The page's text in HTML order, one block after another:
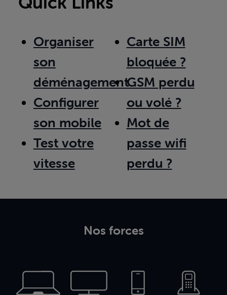
Organiser
son
déménagement
Configurer
son mobile
Test votre
vitesse
Carte SIM
bloquée ?
GSM perdu
ou volé ?
Mot de
passe wifi
perdu ?
Nos forces